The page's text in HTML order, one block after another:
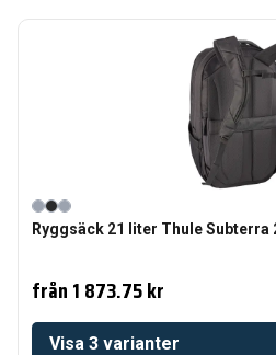
Ryggsäck 21 liter Thule Subterra
från1 873.75 kr
Visa 3 varianter